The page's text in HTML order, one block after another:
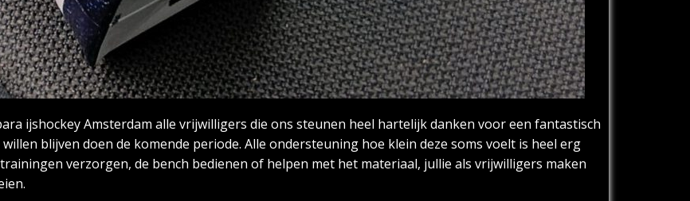
ijshockey Amsterdam alle vrijwilligers die ons steunen heel hartelijk danken voor een fantastisch
blijven doen de komende periode. Alle ondersteuning hoe klein deze soms voelt is heel erg
verzorgen, de bench bedienen of helpen met het materiaal, jullie als vrijwilligers maken